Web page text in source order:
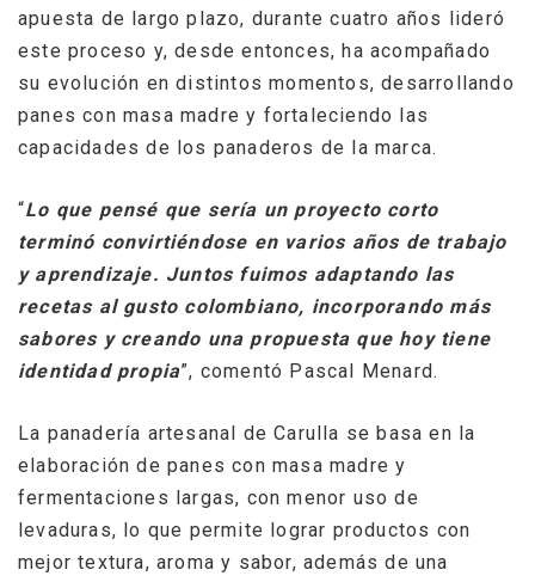
apuesta de largo plazo, durante cuatro años lideró
este proceso y, desde entonces, ha acompañado
su evolución en distintos momentos, desarrollando
panes con masa madre y fortaleciendo las
capacidades de los panaderos de la marca.
“Lo que pensé que sería un proyecto corto
terminó convirtiéndose en varios años de trabajo
y aprendizaje. Juntos fuimos adaptando las
recetas al gusto colombiano, incorporando más
sabores y creando una propuesta que hoy tiene
identidad propia”, comentó Pascal Menard.
La panadería artesanal de Carulla se basa en la
elaboración de panes con masa madre y
fermentaciones largas, con menor uso de
levaduras, lo que permite lograr productos con
mejor textura, aroma y sabor, además de una